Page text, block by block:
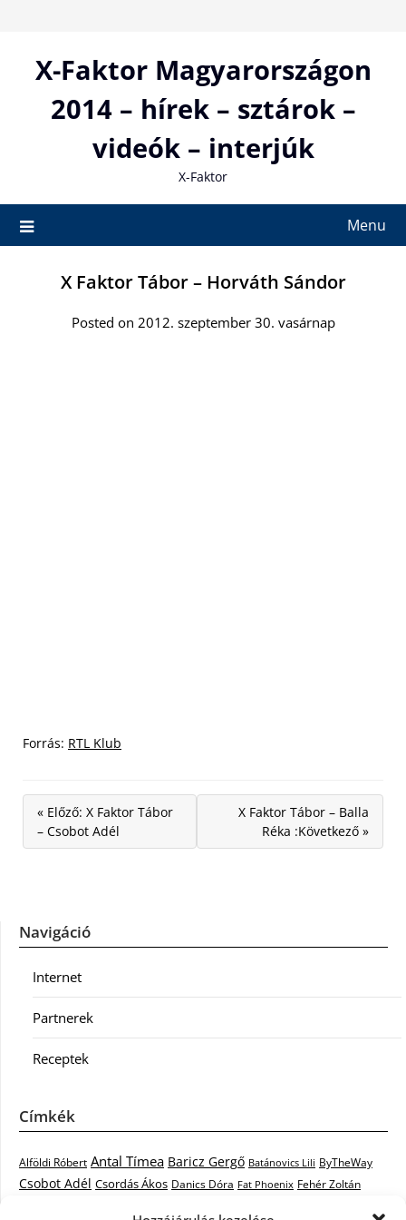
contentX-Faktor Magyarországon
2014 – hírek – sztárok –
videók – interjúk
X-Faktor
Menu
X Faktor Tábor – Horváth Sándor
Posted on 2012. szeptember 30. vasárnap
Forrás: RTL Klub
« Előző: X Faktor Tábor
– Csobot Adél
X Faktor Tábor – Balla
Réka :Következő »
Navigáció
Internet
Partnerek
Receptek
Címkék
Alföldi Róbert Antal Tímea Baricz Gergő Batánovics Lili ByTheWay
Csobot Adél Csordás Ákos Danics Dóra Fat Phoenix Fehér Zoltán